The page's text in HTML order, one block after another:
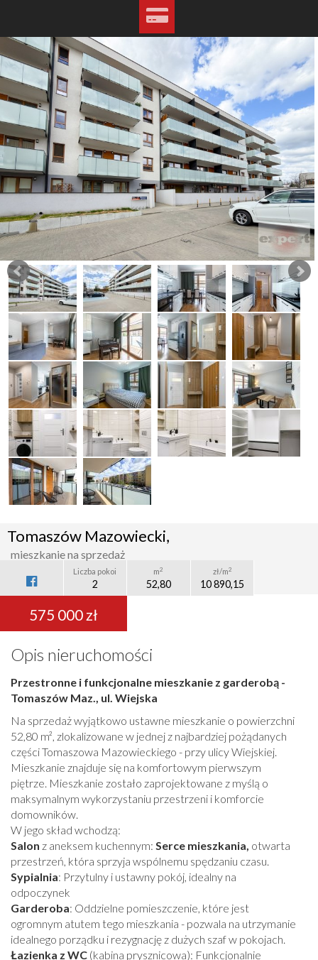
Tomaszów Mazowiecki,
mieszkanie na sprzedaż
Liczba pokoi
2
m2
52,80
zł/m2
10 890,15
575 000 zł
Opis nieruchomości
Przestronne i funkcjonalne mieszkanie z garderobą -
Tomaszów Maz., ul. Wiejska
Na sprzedaż wyjątkowo ustawne mieszkanie o powierzchni
52,80 m², zlokalizowane w jednej z najbardziej pożądanych
części Tomaszowa Mazowieckiego - przy ulicy Wiejskiej.
Mieszkanie znajduje się na komfortowym pierwszym
piętrze. Mieszkanie zostało zaprojektowane z myślą o
maksymalnym wykorzystaniu przestrzeni i komforcie
domowników.
W jego skład wchodzą:
Salon z aneksem kuchennym: Serce mieszkania, otwarta
przestrzeń, która sprzyja wspólnemu spędzaniu czasu.
Sypialnia: Przytulny i ustawny pokój, idealny na
odpoczynek
Garderoba: Oddzielne pomieszczenie, które jest
ogromnym atutem tego mieszkania - pozwala na utrzymanie
idealnego porządku i rezygnację z dużych szaf w pokojach.
Łazienka z WC (kabina prysznicowa): Funkcjonalnie